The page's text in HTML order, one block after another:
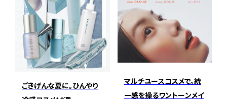
ごきげんな夏に。ひんやり
マルチユースコスメで。統
一感を操るワントーンメイ